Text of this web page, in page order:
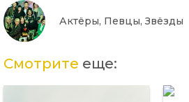
Актёры, Певцы, Звёзды
Смотрите еще: